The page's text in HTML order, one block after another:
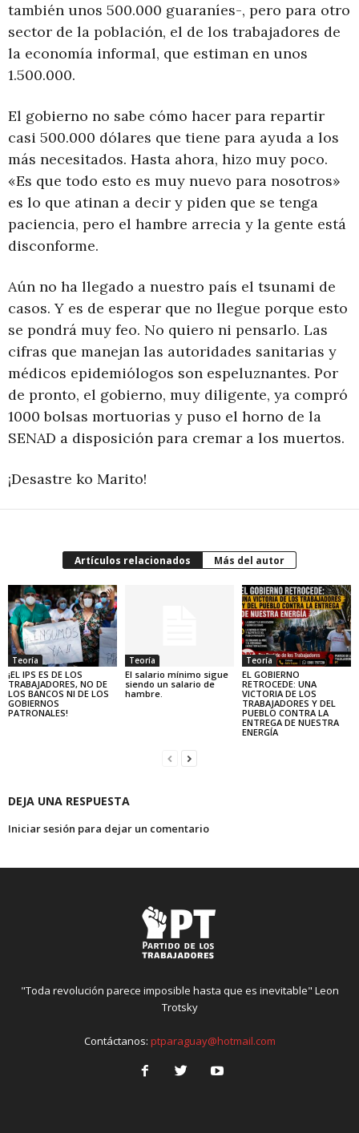
también unos 500.000 guaraníes-, pero para otro
sector de la población, el de los trabajadores de
la economía informal, que estiman en unos
1.500.000.
El gobierno no sabe cómo hacer para repartir
casi 500.000 dólares que tiene para ayuda a los
más necesitados. Hasta ahora, hizo muy poco.
«Es que todo esto es muy nuevo para nosotros»
es lo que atinan a decir y piden que se tenga
paciencia, pero el hambre arrecia y la gente está
disconforme.
Aún no ha llegado a nuestro país el tsunami de
casos. Y es de esperar que no llegue porque esto
se pondrá muy feo. No quiero ni pensarlo. Las
cifras que manejan las autoridades sanitarias y
médicos epidemiólogos son espeluznantes. Por
de pronto, el gobierno, muy diligente, ya compró
1000 bolsas mortuorias y puso el horno de la
SENAD a disposición para cremar a los muertos.
¡Desastre ko Marito!
Artículos relacionados Más del autor
Teoría
¡EL IPS ES DE LOS
TRABAJADORES, NO DE
LOS BANCOS NI DE LOS
GOBIERNOS
PATRONALES!
Teoría
El salario mínimo sigue
siendo un salario de
hambre.
Teoría
EL GOBIERNO
RETROCEDE: UNA
VICTORIA DE LOS
TRABAJADORES Y DEL
PUEBLO CONTRA LA
ENTREGA DE NUESTRA
ENERGÍA
DEJA UNA RESPUESTA
Iniciar sesión para dejar un comentario
"Toda revolución parece imposible hasta que es inevitable" Leon
Trotsky
Contáctanos: ptparaguay@hotmail.com